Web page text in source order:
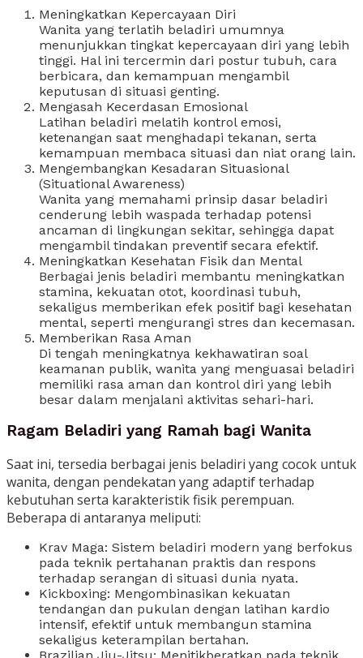
Meningkatkan Kepercayaan Diri
Wanita yang terlatih beladiri umumnya
menunjukkan tingkat kepercayaan diri yang lebih
tinggi. Hal ini tercermin dari postur tubuh, cara
berbicara, dan kemampuan mengambil
keputusan di situasi genting.
Mengasah Kecerdasan Emosional
Latihan beladiri melatih kontrol emosi,
ketenangan saat menghadapi tekanan, serta
kemampuan membaca situasi dan niat orang lain.
Mengembangkan Kesadaran Situasional
(Situational Awareness)
Wanita yang memahami prinsip dasar beladiri
cenderung lebih waspada terhadap potensi
ancaman di lingkungan sekitar, sehingga dapat
mengambil tindakan preventif secara efektif.
Meningkatkan Kesehatan Fisik dan Mental
Berbagai jenis beladiri membantu meningkatkan
stamina, kekuatan otot, koordinasi tubuh,
sekaligus memberikan efek positif bagi kesehatan
mental, seperti mengurangi stres dan kecemasan.
Memberikan Rasa Aman
Di tengah meningkatnya kekhawatiran soal
keamanan publik, wanita yang menguasai beladiri
memiliki rasa aman dan kontrol diri yang lebih
besar dalam menjalani aktivitas sehari-hari.
Ragam Beladiri yang Ramah bagi Wanita
Saat ini, tersedia berbagai jenis beladiri yang cocok untuk
wanita, dengan pendekatan yang adaptif terhadap
kebutuhan serta karakteristik fisik perempuan.
Beberapa di antaranya meliputi:
Krav Maga: Sistem beladiri modern yang berfokus
pada teknik pertahanan praktis dan respons
terhadap serangan di situasi dunia nyata.
Kickboxing: Mengombinasikan kekuatan
tendangan dan pukulan dengan latihan kardio
intensif, efektif untuk membangun stamina
sekaligus keterampilan bertahan.